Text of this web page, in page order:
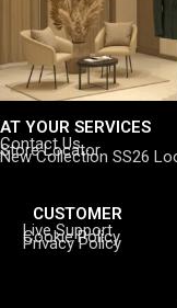
AT YOUR SERVICES
Contact Us
Store Locator
New Collection SS26
CUSTOMER
Live Support
Cookie Policy
Privacy Policy